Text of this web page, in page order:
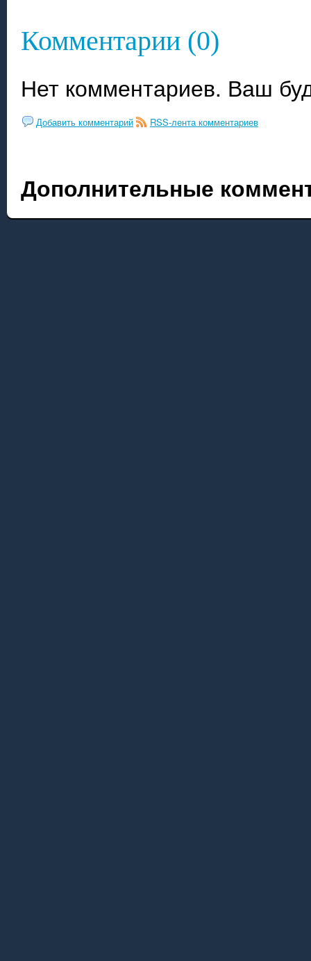
Комментарии (0)
Нет комментариев. Ваш
Добавить комментарий RSS-лента комментариев
Дополнительные